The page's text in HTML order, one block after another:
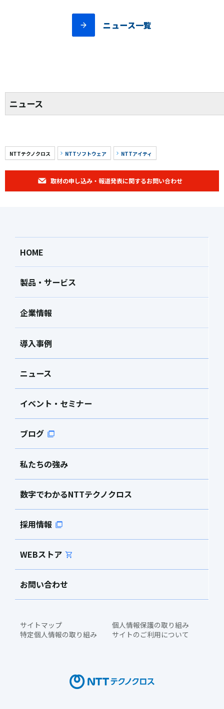
ニュース一覧
ニュース
NTTテクノクロス NTTソフトウェア NTTアイティ
取材の申し込み・報道発表に関するお問い合わせ
HOME
製品・サービス
企業情報
導入事例
ニュース
イベント・セミナー
ブログ
私たちの強み
数字でわかるNTTテクノクロス
採用情報
WEBストア
お問い合わせ
サイトマップ
個人情報保護の取り組み
特定個人情報の取り組み
サイトのご利用について